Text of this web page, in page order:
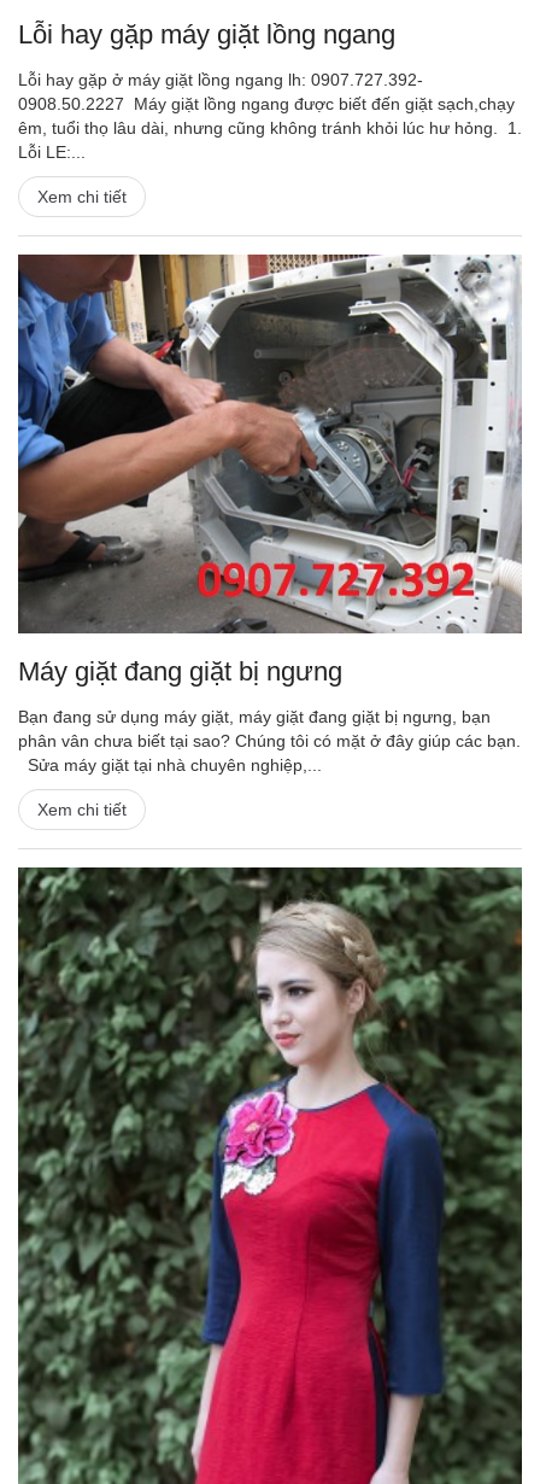
Lỗi hay gặp máy giặt lồng ngang
Lỗi hay gặp ở máy giặt lồng ngang lh: 0907.727.392-
0908.50.2227 Máy giặt lồng ngang được biết đến giặt sạch,chạy
êm, tuổi thọ lâu dài, nhưng cũng không tránh khỏi lúc hư hỏng. 1.
Lỗi LE:...
Xem chi tiết
Máy giặt đang giặt bị ngưng
Bạn đang sử dụng máy giặt, máy giặt đang giặt bị ngưng, bạn
phân vân chưa biết tại sao? Chúng tôi có mặt ở đây giúp các bạn.
Sửa máy giặt tại nhà chuyên nghiệp,...
Xem chi tiết